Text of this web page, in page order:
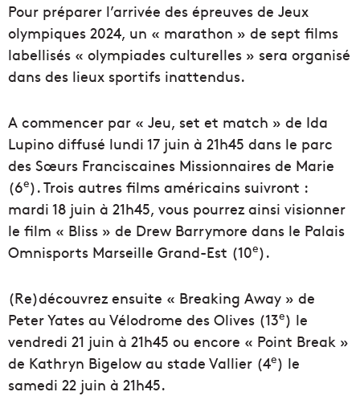
Pour préparer l’arrivée des épreuves de Jeux
olympiques 2024, un « marathon » de sept films
labellisés « olympiades culturelles » sera organisé
dans des lieux sportifs inattendus.
A commencer par « Jeu, set et match » de Ida
Lupino diffusé lundi 17 juin à 21h45 dans le parc
des Sœurs Franciscaines Missionnaires de Marie
(6e). Trois autres films américains suivront :
mardi 18 juin à 21h45, vous pourrez ainsi visionner
le film « Bliss » de Drew Barrymore dans le Palais
Omnisports Marseille Grand-Est (10e).
(Re)découvrez ensuite « Breaking Away » de
Peter Yates au Vélodrome des Olives (13e) le
vendredi 21 juin à 21h45 ou encore « Point Break »
de Kathryn Bigelow au stade Vallier (4e) le
samedi 22 juin à 21h45.